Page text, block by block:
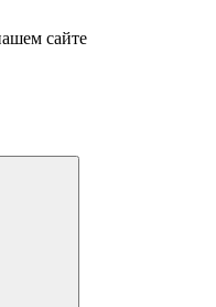
сайте